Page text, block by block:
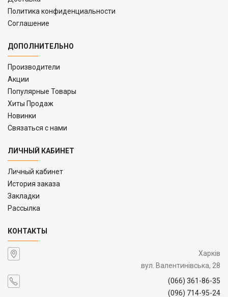
Политика конфиденциальности
Соглашение
ДОПОЛНИТЕЛЬНО
Производители
Акции
Популярные Товары
Хиты Продаж
Новинки
Связаться с нами
ЛИЧНЫЙ КАБИНЕТ
Личный кабинет
История заказа
Закладки
Рассылка
КОНТАКТЫ
Харків
вул. Валентинівська, 28
(066) 361-86-35
(096) 714-95-24